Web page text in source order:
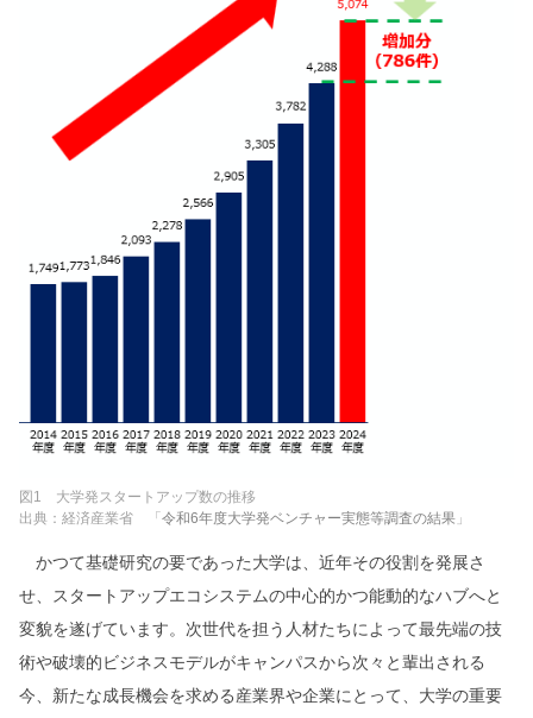
図1 大学発スタートアップ数の推移
出典：経済産業省 「 令和6年度大学発ベンチャー実態等調査の結果 」
かつて基礎研究の要であった大学は、近年その役割を発展さ
せ、スタートアップエコシステムの中心的かつ能動的なハブへと
変貌を遂げています。次世代を担う人材たちによって最先端の技
術や破壊的ビジネスモデルがキャンパスから次々と輩出される
今、新たな成長機会を求める産業界や企業にとって、大学の重要